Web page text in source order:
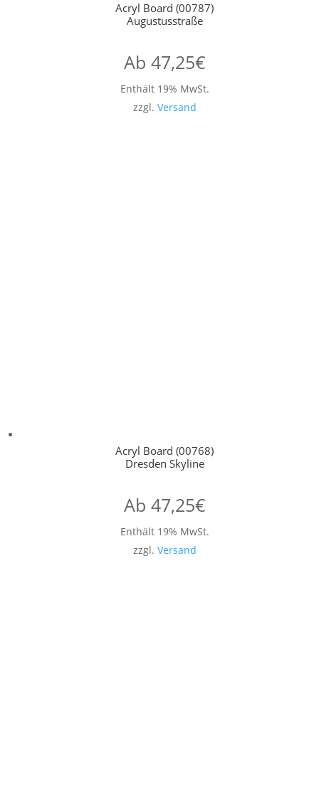
Acryl Board (00787)
Augustusstraße
Ab 47,25€
Enthält 19% MwSt.
zzgl. Versand
Acryl Board (00768)
Dresden Skyline
Ab 47,25€
Enthält 19% MwSt.
zzgl. Versand